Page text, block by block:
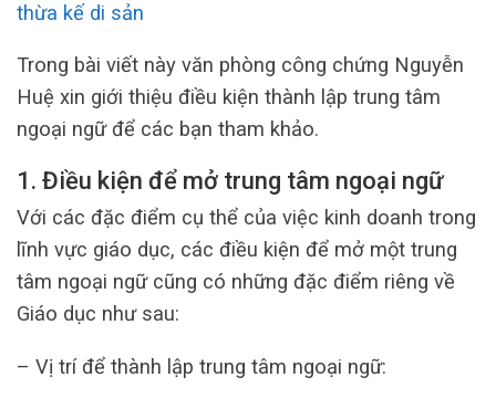
thừa kế di sản
Trong bài viết này văn phòng công chứng Nguyễn
Huệ xin giới thiệu điều kiện thành lập trung tâm
ngoại ngữ để các bạn tham khảo.
1. Điều kiện để mở trung tâm ngoại ngữ
Với các đặc điểm cụ thể của việc kinh doanh trong
lĩnh vực giáo dục, các điều kiện để mở một trung
tâm ngoại ngữ cũng có những đặc điểm riêng về
Giáo dục như sau:
– Vị trí để thành lập trung tâm ngoại ngữ: